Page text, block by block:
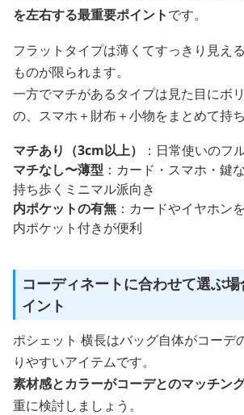
を左右する最重要ポイントです。
フラットタイプは薄くてすっきり見え
ものが限られます。
一方でマチがあるタイプは見た目にボ
の、スマホ＋財布＋小物をまとめて持ち
マチあり（3cm以上）
：日常使いのフ
マチなし〜薄型 ：カード・スマホ・鍵
持ち歩くミニマル派向き
内ポケットの有無 ：カードやイヤホン
内ポケット付きが便利
コーディネートに合わせて選ぶ
イント
ポシェット 横長はバッグ自体がコーデ
りやすいアイテムです。
素材感とカラーがコーデとのマッチン
重に検討しましょう。